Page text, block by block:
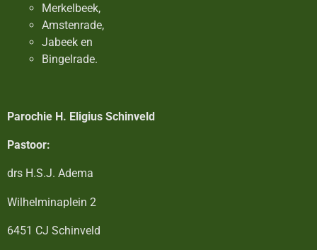
Merkelbeek,
Amstenrade,
Jabeek en
Bingelrade.
Parochie H. Eligius Schinveld
Pastoor:
drs H.S.J. Adema
Wilhelminaplein 2
6451 CJ Schinveld